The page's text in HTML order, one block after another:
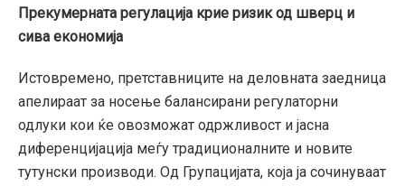
Прекумерната регулација крие ризик од шверц и
сива економија
Истовремено, претставниците на деловната заедница
апелираат за носење балансирани регулаторни
одлуки кои ќе овозможат одржливост и јасна
диференцијација меѓу традиционалните и новите
тутунски производи. Од Групацијата, која ја сочинуваат